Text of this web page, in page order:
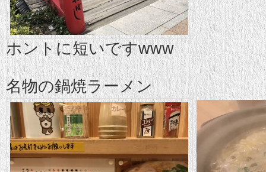
ホントに短いですwww
名物の鍋焼ラーメン